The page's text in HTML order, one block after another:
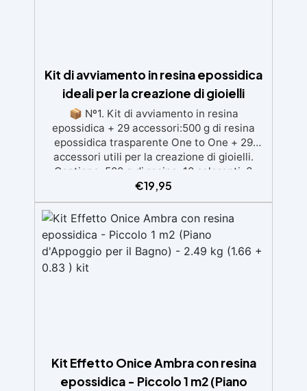
Kit di avviamento in resina epossidica
ideali per la creazione di gioielli
📦 Nº1. Kit di avviamento in resina
epossidica + 29 accessori:500 g di resina
epossidica trasparente One to One + 29
accessori utili per la creazione di gioielli.
Contiene: 500 g di resina, 10 coloranti, 3
pigmenti, contagocce, bastoncini per
miscelare, guanti e bicchieri. 📦 Nº2. Kit di
avviamento in resina epossidica + 100
accessori:500 g di resina epossidica
trasparente One to One + 100 accessori utili
per la creazione di gioielli. Contiene: 500 g di
resina, 12 additivi decorativi, fiori secchi,
€19,95
Kit Effetto Onice Ambra con resina
epossidica - Piccolo 1 m2 (Piano